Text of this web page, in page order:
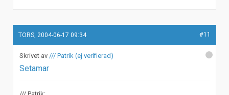
TORS, 2004-06-17 09:34 #11
/// Patrik (ej verifierad)
Setamar